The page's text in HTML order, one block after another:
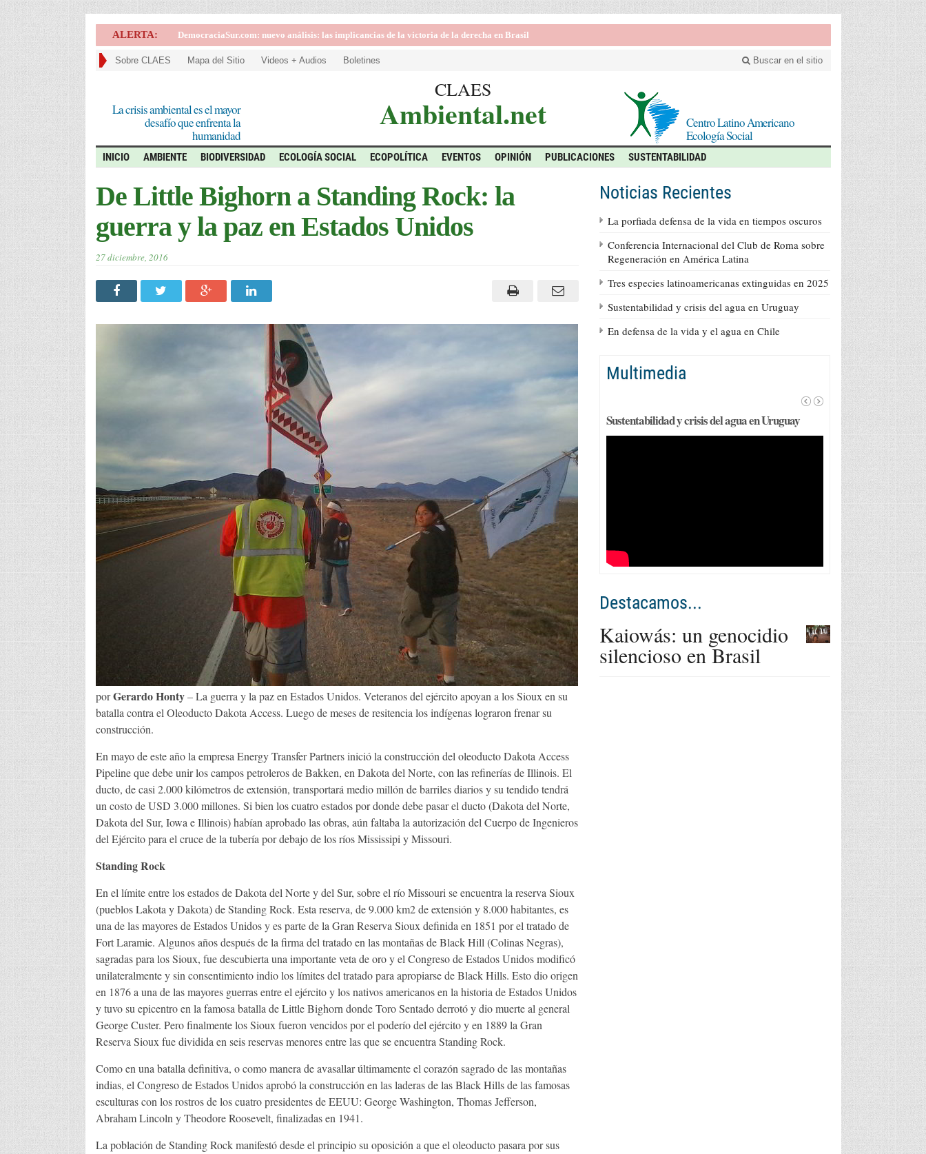
ALERTA: DemocraciaSur.com: nuevo análisis: las implicancias de la victoria de la derecha en Brasil
Sobre CLAES Mapa del Sitio Videos + Audios Boletines Buscar en el sitio
La crisis ambiental es el mayor
desafío que enfrenta la
humanidad
CLAES
Ambiental.net
Centro Latino Americano
Ecología Social
INICIO AMBIENTE BIODIVERSIDAD ECOLOGÍA SOCIAL ECOPOLÍTICA EVENTOS OPINIÓN PUBLICACIONES SUSTENTABILIDAD
De Little Bighorn a Standing Rock: la
guerra y la paz en Estados Unidos
27 diciembre, 2016
porGerardo Honty– La guerra y la paz en Estados Unidos. Veteranos del ejército apoyan a los Sioux en su
batalla contra el Oleoducto Dakota Access. Luego de meses de resitencia los indígenas lograron frenar su
construcción.
En mayo de este año la empresa Energy Transfer Partners inició la construcción del oleoducto Dakota Access
Pipeline que debe unir los campos petroleros de Bakken, en Dakota del Norte, con las refinerías de Illinois. El
ducto, de casi 2.000 kilómetros de extensión, transportará medio millón de barriles diarios y su tendido tendrá
un costo de USD 3.000 millones. Si bien los cuatro estados por donde debe pasar el ducto (Dakota del Norte,
Dakota del Sur, Iowa e Illinois) habían aprobado las obras, aún faltaba la autorización del Cuerpo de Ingenieros
del Ejército para el cruce de la tubería por debajo de los ríos Mississipi y Missouri.
Standing Rock
En el límite entre los estados de Dakota del Norte y del Sur, sobre el río Missouri se encuentra la reserva Sioux
(pueblos Lakota y Dakota) de Standing Rock. Esta reserva, de 9.000 km2 de extensión y 8.000 habitantes, es
una de las mayores de Estados Unidos y es parte de la Gran Reserva Sioux definida en 1851 por el tratado de
Fort Laramie. Algunos años después de la firma del tratado en las montañas de Black Hill (Colinas Negras),
sagradas para los Sioux, fue descubierta una importante veta de oro y el Congreso de Estados Unidos modificó
unilateralmente y sin consentimiento indio los límites del tratado para apropiarse de Black Hills. Esto dio origen
en 1876 a una de las mayores guerras entre el ejército y los nativos americanos en la historia de Estados Unidos
y tuvo su epicentro en la famosa batalla de Little Bighorn donde Toro Sentado derrotó y dio muerte al general
George Custer. Pero finalmente los Sioux fueron vencidos por el poderío del ejército y en 1889 la Gran
Reserva Sioux fue dividida en seis reservas menores entre las que se encuentra Standing Rock.
Como en una batalla definitiva, o como manera de avasallar últimamente el corazón sagrado de las montañas
indias, el Congreso de Estados Unidos aprobó la construcción en las laderas de las Black Hills de las famosas
esculturas con los rostros de los cuatro presidentes de EEUU: George Washington, Thomas Jefferson,
Abraham Lincoln y Theodore Roosevelt, finalizadas en 1941.
La población de Standing Rock manifestó desde el principio su oposición a que el oleoducto pasara por sus
Noticias Recientes
La porfiada defensa de la vida en tiempos oscuros
Conferencia Internacional del Club de Roma sobre
Regeneración en América Latina
Tres especies latinoamericanas extinguidas en 2025
Sustentabilidad y crisis del agua en Uruguay
En defensa de la vida y el agua en Chile
Multimedia
Sustentabilidad y crisis del agua en Uruguay
Destacamos...
Kaiowás: un genocidio
silencioso en Brasil